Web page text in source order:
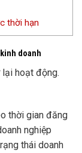
thời hạn
doanh
lại hoạt động.
thời gian đăng
nghiệp
thái doanh